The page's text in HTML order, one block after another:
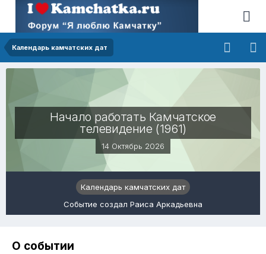
Календарь камчатских дат
Начало работать Камчатское
телевидение (1961)
14 Октябрь 2026
Календарь камчатских дат
Событие создал Раиса Аркадьевна
О событии